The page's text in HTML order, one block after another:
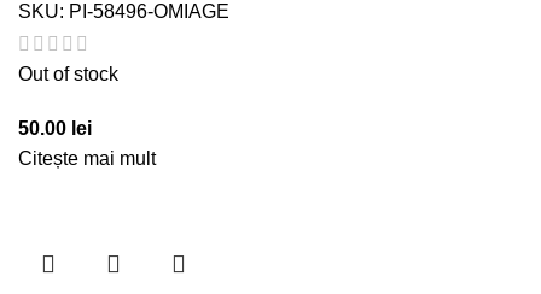
SKU: PI-58496-OMIAGE
Out of stock
50.00 lei
Citește mai mult